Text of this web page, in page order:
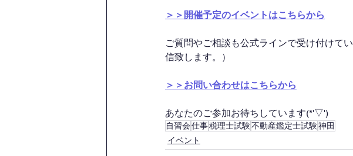
＞＞開催予定のイベントはこちらから
ご質問やご相談も公式ラインで受け付けて
信致します。）
＞＞お問い合わせはこちらから
あなたのご参加お待ちしています(*'▽')
自習会仕事税理士試験不動産鑑定士試験神田
イベント